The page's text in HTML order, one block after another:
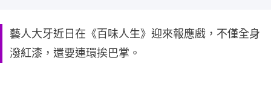
藝人大牙近日在《百味人生》迎來報應戲，不僅全身
潑紅漆，還要連環挨巴掌。